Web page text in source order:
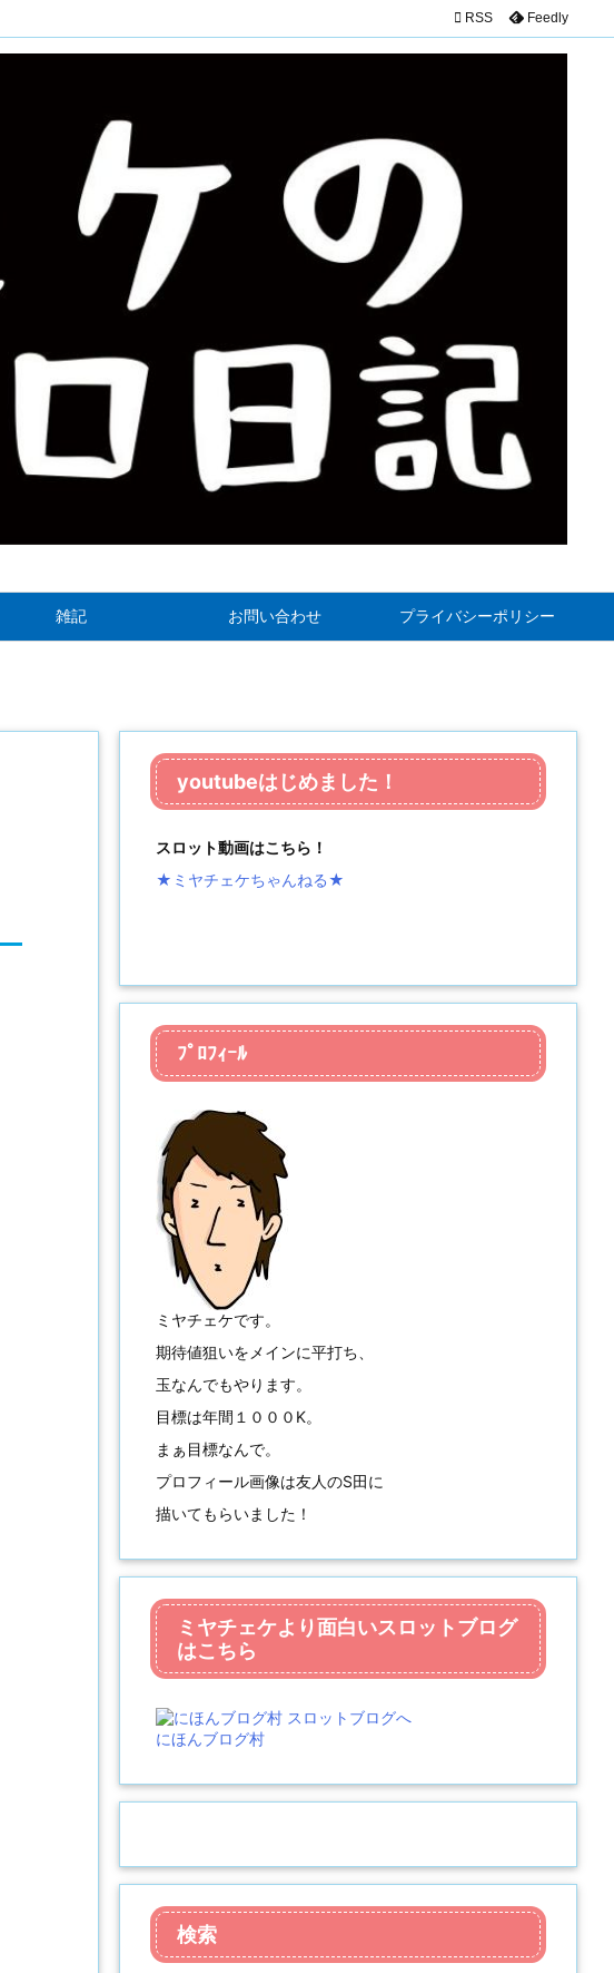
雑記 お問い合わせ プライバシーポリシー
 RSS Feedly
youtubeはじめました！
スロット動画はこちら！
★ミヤチェケちゃんねる★
ﾌﾟﾛﾌｨｰﾙ
ミヤチェケです。
期待値狙いをメインに平打ち、
玉なんでもやります。
目標は年間１０００K。
まぁ目標なんで。
プロフィール画像は友人のS田に
描いてもらいました！
ミヤチェケより面白いスロットブログ
はこちら
にほんブログ村
検索